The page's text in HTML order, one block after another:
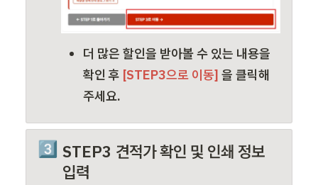
더 많은 할인을 받아볼 수 있는 내용을
확인 후 [STEP3으로 이동] 을 클릭해
주세요.
3️⃣ STEP3 견적가 확인 및 인쇄 정보
입력